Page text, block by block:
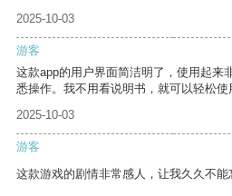
2025-10-03
游客
这款app的用户界面简洁明了，使用起来
悉操作。我不用看说明书，就可以轻松使
2025-10-03
游客
这款游戏的剧情非常感人，让我久久不能